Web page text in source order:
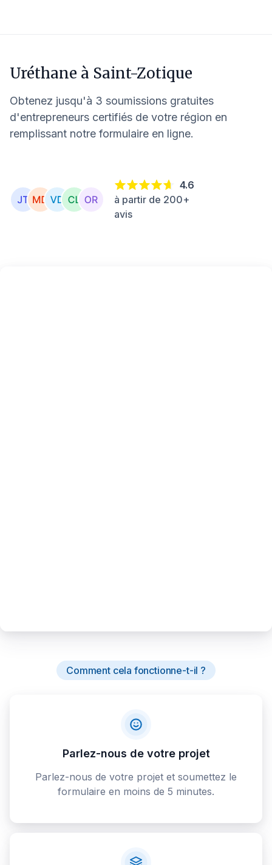
Uréthane à Saint-Zotique
Obtenez jusqu'à 3 soumissions gratuites
d'entrepreneurs certifiés de votre région en
remplissant notre formulaire en ligne.
4.6
à partir de 200+
avis
Comment cela fonctionne-t-il ?
Parlez-nous de votre projet
Parlez-nous de votre projet et soumettez le
formulaire en moins de 5 minutes.